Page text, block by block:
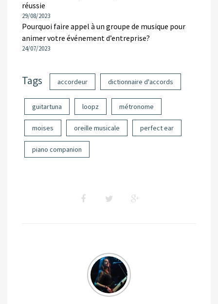
réussie
29/08/2023
Pourquoi faire appel à un groupe de musique pour
animer votre événement d’entreprise?
24/07/2023
Tags accordeur dictionnaire d'accords
guitartuna loopz métronome
moises oreille musicale perfect ear
piano companion